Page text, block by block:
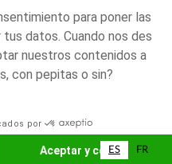
para poner las
datos. Cuando nos des
nuestros contenidos a
con pepitas o sin?
por
Aceptar y cerrar
3
cookies
conforme
Federación Francesa de comercio
y al sistema de mediación de
ES FR